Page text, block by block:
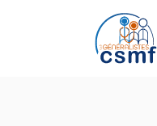
Passer au contenu principal